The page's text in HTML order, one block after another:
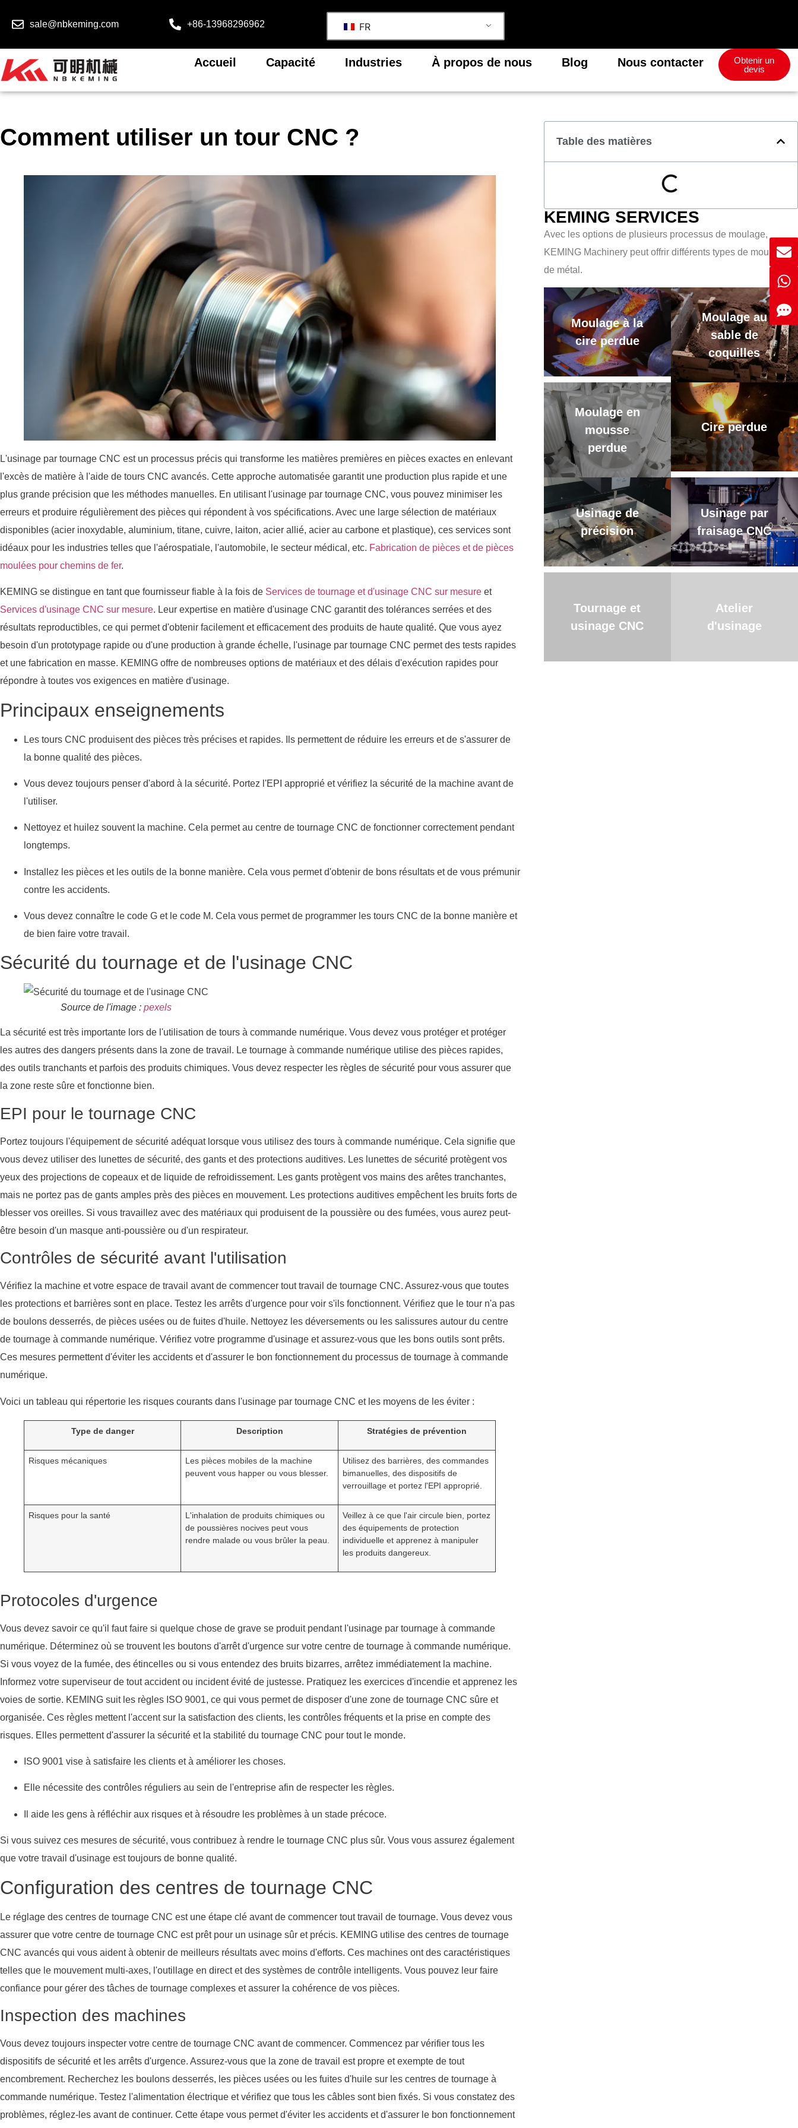
sale@nbkeming.com +86-13968296962 FR
Accueil Capacité Industries À propos de nous Blog Nous contacter
Obtenir un
devis
Comment utiliser un tour CNC ?
L'usinage par tournage CNC est un processus précis qui transforme les matières premières en pièces exactes en enlevant
l'excès de matière à l'aide de tours CNC avancés. Cette approche automatisée garantit une production plus rapide et une
plus grande précision que les méthodes manuelles. En utilisant l'usinage par tournage CNC, vous pouvez minimiser les
erreurs et produire régulièrement des pièces qui répondent à vos spécifications. Avec une large sélection de matériaux
disponibles (acier inoxydable, aluminium, titane, cuivre, laiton, acier allié, acier au carbone et plastique), ces services sont
idéaux pour les industries telles que l'aérospatiale, l'automobile, le secteur médical, etc. Fabrication de pièces et de pièces
moulées pour chemins de fer.
KEMING se distingue en tant que fournisseur fiable à la fois de Services de tournage et d'usinage CNC sur mesure et
Services d'usinage CNC sur mesure. Leur expertise en matière d'usinage CNC garantit des tolérances serrées et des
résultats reproductibles, ce qui permet d'obtenir facilement et efficacement des produits de haute qualité. Que vous ayez
besoin d'un prototypage rapide ou d'une production à grande échelle, l'usinage par tournage CNC permet des tests rapides
et une fabrication en masse. KEMING offre de nombreuses options de matériaux et des délais d'exécution rapides pour
répondre à toutes vos exigences en matière d'usinage.
Principaux enseignements
Les tours CNC produisent des pièces très précises et rapides. Ils permettent de réduire les erreurs et de s'assurer de
la bonne qualité des pièces.
Vous devez toujours penser d'abord à la sécurité. Portez l'EPI approprié et vérifiez la sécurité de la machine avant de
l'utiliser.
Nettoyez et huilez souvent la machine. Cela permet au centre de tournage CNC de fonctionner correctement pendant
longtemps.
Installez les pièces et les outils de la bonne manière. Cela vous permet d'obtenir de bons résultats et de vous prémunir
contre les accidents.
Vous devez connaître le code G et le code M. Cela vous permet de programmer les tours CNC de la bonne manière et
de bien faire votre travail.
Sécurité du tournage et de l'usinage CNC
Source de l'image : pexels
La sécurité est très importante lors de l'utilisation de tours à commande numérique. Vous devez vous protéger et protéger
les autres des dangers présents dans la zone de travail. Le tournage à commande numérique utilise des pièces rapides,
des outils tranchants et parfois des produits chimiques. Vous devez respecter les règles de sécurité pour vous assurer que
la zone reste sûre et fonctionne bien.
EPI pour le tournage CNC
Portez toujours l'équipement de sécurité adéquat lorsque vous utilisez des tours à commande numérique. Cela signifie que
vous devez utiliser des lunettes de sécurité, des gants et des protections auditives. Les lunettes de sécurité protègent vos
yeux des projections de copeaux et de liquide de refroidissement. Les gants protègent vos mains des arêtes tranchantes,
mais ne portez pas de gants amples près des pièces en mouvement. Les protections auditives empêchent les bruits forts de
blesser vos oreilles. Si vous travaillez avec des matériaux qui produisent de la poussière ou des fumées, vous aurez peut-
être besoin d'un masque anti-poussière ou d'un respirateur.
Contrôles de sécurité avant l'utilisation
Vérifiez la machine et votre espace de travail avant de commencer tout travail de tournage CNC. Assurez-vous que toutes
les protections et barrières sont en place. Testez les arrêts d'urgence pour voir s'ils fonctionnent. Vérifiez que le tour n'a pas
de boulons desserrés, de pièces usées ou de fuites d'huile. Nettoyez les déversements ou les salissures autour du centre
de tournage à commande numérique. Vérifiez votre programme d'usinage et assurez-vous que les bons outils sont prêts.
Ces mesures permettent d'éviter les accidents et d'assurer le bon fonctionnement du processus de tournage à commande
numérique.
Voici un tableau qui répertorie les risques courants dans l'usinage par tournage CNC et les moyens de les éviter :
Type de danger Description Stratégies de prévention
Risques mécaniques
Les pièces mobiles de la machine
peuvent vous happer ou vous blesser.
Utilisez des barrières, des commandes
bimanuelles, des dispositifs de
verrouillage et portez l'EPI approprié.
Risques pour la santé
L'inhalation de produits chimiques ou
de poussières nocives peut vous
rendre malade ou vous brûler la peau.
Veillez à ce que l'air circule bien, portez
des équipements de protection
individuelle et apprenez à manipuler
les produits dangereux.
Protocoles d'urgence
Vous devez savoir ce qu'il faut faire si quelque chose de grave se produit pendant l'usinage par tournage à commande
numérique. Déterminez où se trouvent les boutons d'arrêt d'urgence sur votre centre de tournage à commande numérique.
Si vous voyez de la fumée, des étincelles ou si vous entendez des bruits bizarres, arrêtez immédiatement la machine.
Informez votre superviseur de tout accident ou incident évité de justesse. Pratiquez les exercices d'incendie et apprenez les
voies de sortie. KEMING suit les règles ISO 9001, ce qui vous permet de disposer d'une zone de tournage CNC sûre et
organisée. Ces règles mettent l'accent sur la satisfaction des clients, les contrôles fréquents et la prise en compte des
risques. Elles permettent d'assurer la sécurité et la stabilité du tournage CNC pour tout le monde.
ISO 9001 vise à satisfaire les clients et à améliorer les choses.
Elle nécessite des contrôles réguliers au sein de l'entreprise afin de respecter les règles.
Il aide les gens à réfléchir aux risques et à résoudre les problèmes à un stade précoce.
Si vous suivez ces mesures de sécurité, vous contribuez à rendre le tournage CNC plus sûr. Vous vous assurez également
que votre travail d'usinage est toujours de bonne qualité.
Configuration des centres de tournage CNC
Le réglage des centres de tournage CNC est une étape clé avant de commencer tout travail de tournage. Vous devez vous
assurer que votre centre de tournage CNC est prêt pour un usinage sûr et précis. KEMING utilise des centres de tournage
CNC avancés qui vous aident à obtenir de meilleurs résultats avec moins d'efforts. Ces machines ont des caractéristiques
telles que le mouvement multi-axes, l'outillage en direct et des systèmes de contrôle intelligents. Vous pouvez leur faire
confiance pour gérer des tâches de tournage complexes et assurer la cohérence de vos pièces.
Inspection des machines
Vous devez toujours inspecter votre centre de tournage CNC avant de commencer. Commencez par vérifier tous les
dispositifs de sécurité et les arrêts d'urgence. Assurez-vous que la zone de travail est propre et exempte de tout
encombrement. Recherchez les boulons desserrés, les pièces usées ou les fuites d'huile sur les centres de tournage à
commande numérique. Testez l'alimentation électrique et vérifiez que tous les câbles sont bien fixés. Si vous constatez des
problèmes, réglez-les avant de continuer. Cette étape vous permet d'éviter les accidents et d'assurer le bon fonctionnement
Table des matières
KEMING SERVICES
Avec les options de plusieurs processus de moulage,
KEMING Machinery peut offrir différents types de moulage
de métal.
Moulage à la
cire perdue
Moulage au
sable de
coquilles
Moulage en
mousse
perdue
Cire perdue
Usinage de
précision
Usinage par
fraisage CNC
Tournage et
usinage CNC
Atelier
d'usinage